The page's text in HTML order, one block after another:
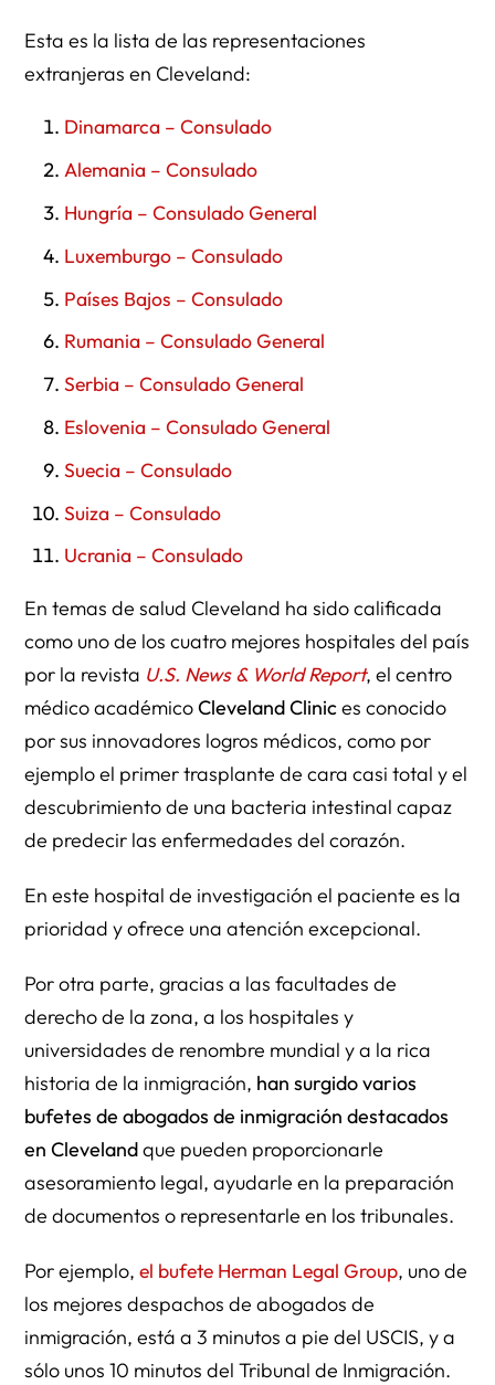
Esta es la lista de las representaciones
extranjeras en Cleveland:
Dinamarca – Consulado
Alemania – Consulado
Hungría – Consulado General
Luxemburgo – Consulado
Países Bajos – Consulado
Rumania – Consulado General
Serbia – Consulado General
Eslovenia – Consulado General
Suecia – Consulado
Suiza – Consulado
Ucrania – Consulado
En temas de salud Cleveland ha sido calificada
como uno de los cuatro mejores hospitales del país
por la revista U.S. News & World Report, el centro
médico académicoCleveland Clinices conocido
por sus innovadores logros médicos, como por
ejemplo el primer trasplante de cara casi total y el
descubrimiento de una bacteria intestinal capaz
de predecir las enfermedades del corazón.
En este hospital de investigación el paciente es la
prioridad y ofrece una atención excepcional.
Por otra parte, gracias a las facultades de
derecho de la zona, a los hospitales y
universidades de renombre mundial y a la rica
historia de la inmigración, han surgido varios
bufetes de abogados de inmigración destacados
en Clevelandque pueden proporcionarle
asesoramiento legal, ayudarle en la preparación
de documentos o representarle en los tribunales.
Por ejemplo,el bufete Herman Legal Group, uno de
los mejores despachos de abogados de
inmigración, está a 3 minutos a pie del USCIS, y a
sólo unos 10 minutos del Tribunal de Inmigración.